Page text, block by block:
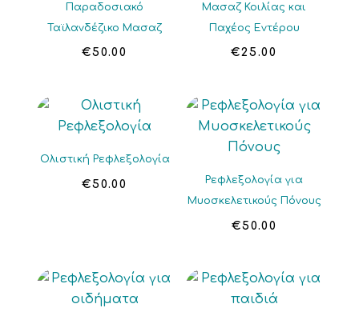
Παραδοσιακό
Ταϊλανδέζικο Μασαζ
€50.00
Μασαζ Κοιλίας και
Παχέος Εντέρου
€25.00
Ολιστική Ρεφλεξολογία
€50.00
Ρεφλεξολογία για
Μυοσκελετικούς Πόνους
€50.00